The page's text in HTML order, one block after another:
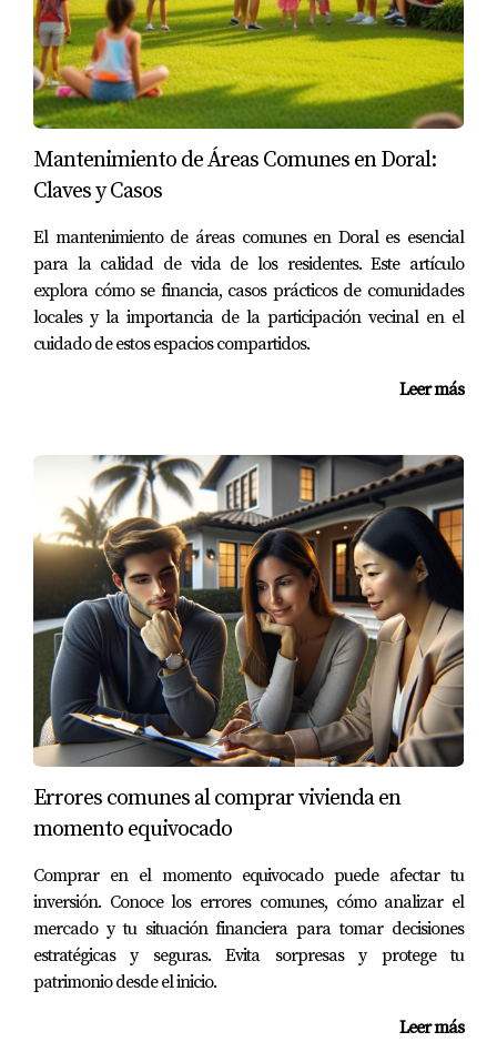
Doral o necesitas ayuda para encontrar tu hogar ideal en
esta maravillosa ciudad, no dudes en contactar a
Mariana Romero. Ella está aquí para ayudarte a
descubrir lo mejor que Doral tiene para ofrecerte.
Preguntas Frecuentes
¿Qué factores influyen en la percepción de
seguridad en Doral?
La percepción de seguridad puede estar influenciada por
la presencia policial, actividades comunitarias y
condiciones del entorno físico como iluminación.
¿Existen estadísticas sobre criminalidad en
Sí, puedes consultar datos del Departamento de Policía
local o informes comunitarios para obtener información
actualizada sobre criminalidad.
¿Cómo puedo involucrarme en mi comunidad
para mejorar la seguridad?
Participar en eventos locales, unirte a grupos
comunitarios o programas como "Vecinos Vigilantes" son
excelentes formas de involucrarte.
¿Dónde puedo obtener más información
sobre vivir en Doral?
Puedes visitar sitios web oficiales de la ciudad o
contactar a agentes inmobiliarios locales como Mariana
Romero para obtener información detallada. Recuerda
que tu percepción puede cambiar al involucrarte más
con tu comunidad; así que no dudes en dar ese primer
paso hacia una vida más segura y feliz en Doral.
Mantenimiento de Áreas Comunes en Doral:
Claves y Casos
El mantenimiento de áreas comunes en Doral es esencial
para la calidad de vida de los residentes. Este artículo
explora cómo se financia, casos prácticos de comunidades
locales y la importancia de la participación vecinal en el
cuidado de estos espacios compartidos.
Leer más
Errores comunes al comprar vivienda en
momento equivocado
Comprar en el momento equivocado puede afectar tu
inversión. Conoce los errores comunes, cómo analizar el
mercado y tu situación financiera para tomar decisiones
estratégicas y seguras. Evita sorpresas y protege tu
patrimonio desde el inicio.
Leer más